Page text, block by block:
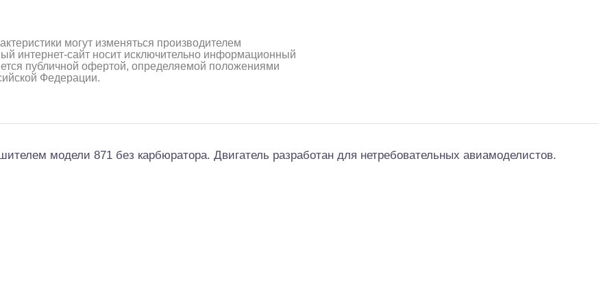
могут изменяться производителем
интернет-сайт носит исключительно информационный
публичной офертой, определяемой положениями
Федерации.
модели 871 без карбюратора. Двигатель разработан для нетребовательных авиамоделистов.